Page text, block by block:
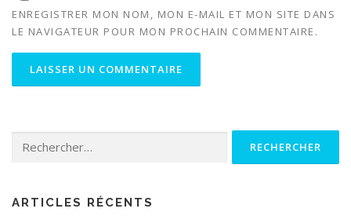
ENREGISTRER MON NOM, MON E-MAIL ET MON SITE DANS
LE NAVIGATEUR POUR MON PROCHAIN COMMENTAIRE.
ARTICLES RÉCENTS